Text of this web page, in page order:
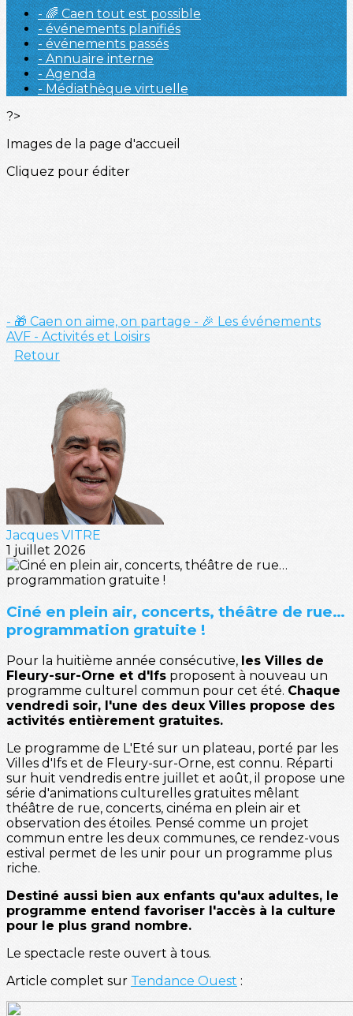
- 🌈 Caen tout est possible
- événements planifiés
- événements passés
- Annuaire interne
- Agenda
- Médiathèque virtuelle
?>
Images de la page d'accueil
Cliquez pour éditer
- 🎁 Caen on aime, on partage - 🎉 Les événements
AVF - Activités et Loisirs
Retour
Jacques VITRE
1 juillet 2026
Ciné en plein air, concerts, théâtre de rue…
programmation gratuite !
Pour la huitième année consécutive, les Villes de
Fleury-sur-Orne et d'Ifs proposent à nouveau un
programme culturel commun pour cet été. Chaque
vendredi soir, l'une des deux Villes propose des
activités entièrement gratuites.
Le programme de L'Eté sur un plateau, porté par les
Villes d'Ifs et de Fleury-sur-Orne, est connu. Réparti
sur huit vendredis entre juillet et août, il propose une
série d'animations culturelles gratuites mêlant
théâtre de rue, concerts, cinéma en plein air et
observation des étoiles. Pensé comme un projet
commun entre les deux communes, ce rendez-vous
estival permet de les unir pour un programme plus
riche.
Destiné aussi bien aux enfants qu'aux adultes, le
programme entend favoriser l'accès à la culture
pour le plus grand nombre.
Le spectacle reste ouvert à tous.
Article complet sur Tendance Ouest :